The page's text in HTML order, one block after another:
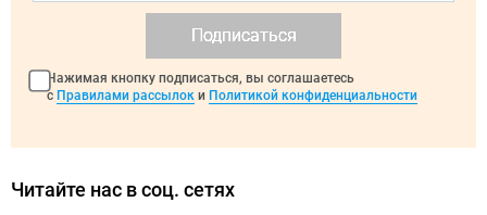
Подписаться
Нажимая кнопку подписаться, вы соглашаетесь
с Правилами рассылок и Политикой конфиденциальности
Читайте нас в соц. сетях